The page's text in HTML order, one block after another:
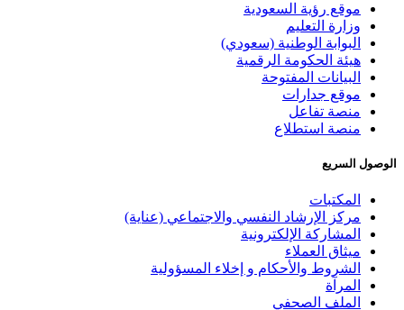
موقع رؤية السعودية
وزارة التعليم
البوابة الوطنية (سعودي)
هيئة الحكومة الرقمية
البيانات المفتوحة
موقع جدارات
منصة تفاعل
منصة استطلاع
الوصول السريع
المكتبات
مركز الإرشاد النفسي والاجتماعي (عناية)
المشاركة الإلكترونية
ميثاق العملاء
الشروط والأحكام و إخلاء المسؤولية
المرآة
الملف الصحفي